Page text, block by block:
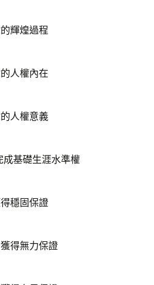
輝煌過程
人權內在
人權意義
基礎生涯水準權
穩固保證
得無力保證